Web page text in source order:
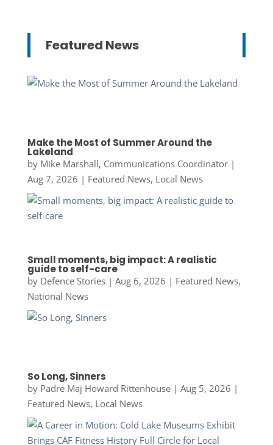
Featured News
Make the Most of Summer Around the
Lakeland
by Mike Marshall, Communications Coordinator|
Aug 7, 2026 | Featured News, Local News
Small moments, big impact: A realistic
guide to self-care
by Defence Stories| Aug 6, 2026 | Featured News,
National News
So Long, Sinners
by Padre Maj Howard Rittenhouse| Aug 5, 2026 |
Featured News, Local News